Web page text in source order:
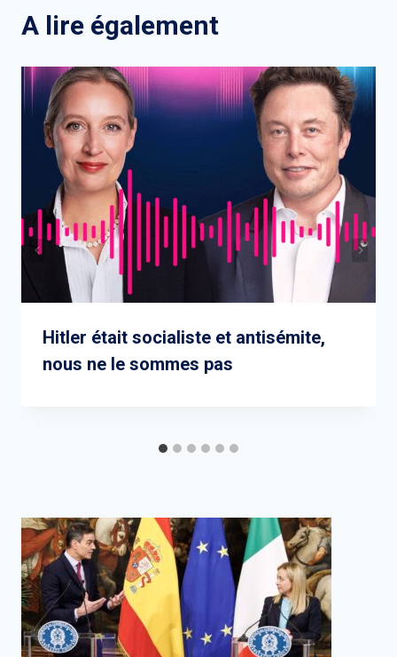
A lire également
Hitler était socialiste et antisémite,
nous ne le sommes pas